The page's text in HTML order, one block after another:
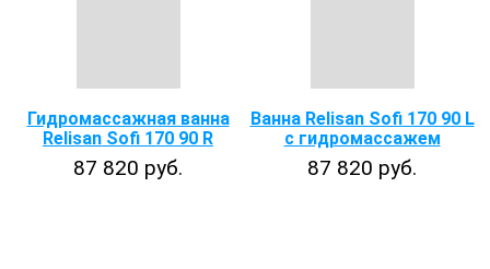
Гидромассажная ванна
Relisan Sofi 170 90 R
87 820 руб.
Ванна Relisan Sofi 170 90 L
с гидромассажем
87 820 руб.